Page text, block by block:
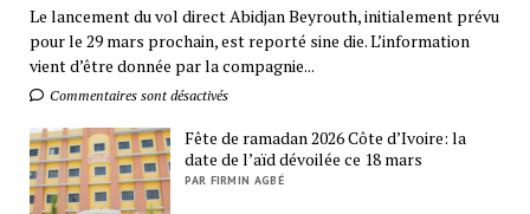
Le lancement du vol direct Abidjan Beyrouth, initialement prévu
pour le 29 mars prochain, est reporté sine die. L’information
vient d’être donnée par la compagnie...
Commentaires sont désactivés
Fête de ramadan 2026 Côte d’Ivoire: la
date de l’aïd dévoilée ce 18 mars
PAR FIRMIN AGBÉ